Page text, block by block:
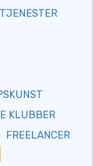
KLUBBER
FREELANCER